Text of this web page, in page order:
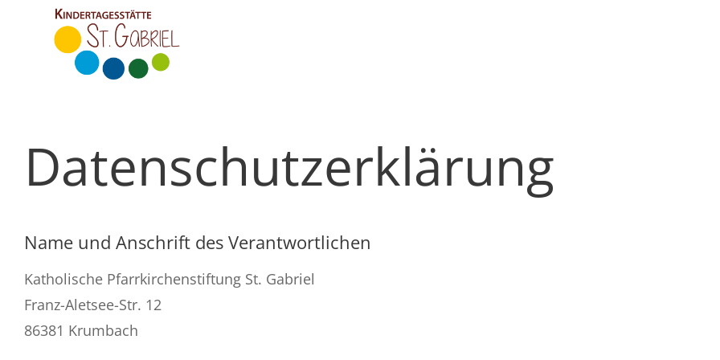
Aktuelles
Stellenangebote
Datenschutzerklärung
Name und Anschrift des Verantwortlichen
Katholische Pfarrkirchenstiftung St. Gabriel
Franz-Aletsee-Str. 12
86381 Krumbach